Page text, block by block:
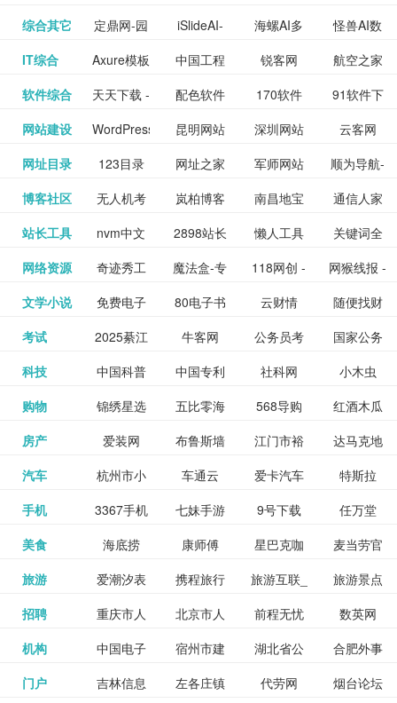
全 频
包括上映
影片的影
讯查询及
购票服
务。你可
和看过的
电影电视
剧，顺便
打分、写
味，豆瓣
电影会推
_www.sanmao.com.cn_
素材免费
图库
nas论
坛|nas1.cn|nas1|nas
流社区
文写作-AI
毕业设计-
PPT模板
生成
作 - 国内
领先的AI
图片、文
案创作平
讯飞星火-
懂我的AI
助手
更多>>
综合其它 定鼎网-园
林景观建
筑室内设
iSlideAI-
一键生成
PPT模板
海螺AI多
模态大语
言模型
怪兽AI数
字人
九章开物 更多>>
IT综合 Axure模板
网
中国工程
科技知识
中心
锐客网
航空之家
牛品汇
更多>>
软件综合 天天下载 -
绿色精品
软件应用
配色软件
园
170软件
下载站
91软件下
载
yx12345
下载站
更多>>
网站建设 WordPress
主题模板
下载_爱主
昆明网站
建设
深圳网站
建设
云客网
SEO众包
服务平台
深圳网站
建设
更多>>
网址目录 123目录
网
网址之家 军师网站
目录网址
大全
顺为导航-
办公运营
工具导航
易推分类
目录网
更多>>
博客社区 无人机考
证资讯网
岚柏博客 南昌地宝
网_南昌论
坛
通信人家
园
精易论坛 更多>>
站长工具 nvm中文
网
2898站长
资源平台
懒人工具 关键词全
网指数查
询
SEO工具
- 站长之家
更多>>
网络资源 奇迹秀工
具箱-设计
师必备设
辅助神器
魔法盒-专
业的游戏
动画特效
118网创 -
创业项目
资源分享
网猴线报 -
一个简单
且纯粹的
网站
线报酷 -
专注线报
活动
更多>>
文学小说 免费电子
书下载
网,txt小说
完结txt小
说-书本网
80电子书
_八零电子
书_80txt_
云财情 随便找财
经网
钱如故 更多>>
考试 2025綦江
区中考志
愿填报系
牛客网 公务员考
试-中公教
育网
国家公务
员局
公务员考
试信息网
更多>>
科技 中国科普
博览
中国专利
信息网
社科网
小木虫
中国科学
院
更多>>
购物 锦绣星选
海淘
五比零海
淘网
568导购
网
红酒木瓜
靓汤官网
淘宝 更多>>
房产 爱装网 布鲁斯墙
纸
江门市裕
华墙纸
达马克地
产
格莱美墙
纸
更多>>
汽车 杭州市小
客车总量
调控管理
车通云 爱卡汽车
导购
特斯拉
百度有驾
网
更多>>
手机 3367手机
游戏
七妹手游 9号下载
任万堂
游戏邦
更多>>
美食 海底捞 康师傅 星巴克咖
啡
麦当劳官
网
心食谱网 更多>>
旅游 爱潮汐表 携程旅行
网
旅游互联_
景点门票
预订
旅游景点
点评-猫途
鹰
北京旅游
网
更多>>
招聘 重庆市人
力资源和
社会保障
北京市人
力资源和
社会保障
前程无忧
招聘网
数英网
聘才网
更多>>
机构 中国电子
检验检疫
宿州市建
委网
湖北省公
管局
合肥外事
办
湖北省粮 更多>>
门户 吉林信息 左各庄镇 代劳网
烟台论坛